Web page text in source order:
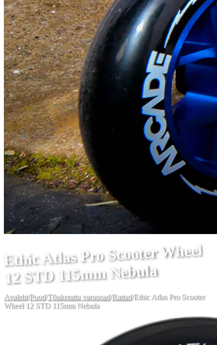
Ethic Atlas Pro Scooter Wheel
12 STD 115mm Nebula
Avaleht/Pood/Tõukeratta varuosad/Rattad/Ethic Atlas Pro Scooter
Wheel 12 STD 115mm Nebula